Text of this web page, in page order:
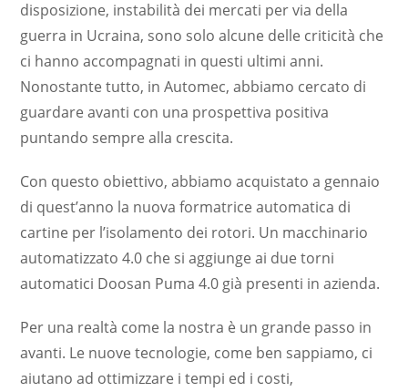
disposizione, instabilità dei mercati per via della
guerra in Ucraina, sono solo alcune delle criticità che
ci hanno accompagnati in questi ultimi anni.
Nonostante tutto, in Automec, abbiamo cercato di
guardare avanti con una prospettiva positiva
puntando sempre alla crescita.
Con questo obiettivo, abbiamo acquistato a gennaio
di quest’anno la nuova formatrice automatica di
cartine per l’isolamento dei rotori. Un macchinario
automatizzato 4.0 che si aggiunge ai due torni
automatici Doosan Puma 4.0 già presenti in azienda.
Per una realtà come la nostra è un grande passo in
avanti. Le nuove tecnologie, come ben sappiamo, ci
aiutano ad ottimizzare i tempi ed i costi,